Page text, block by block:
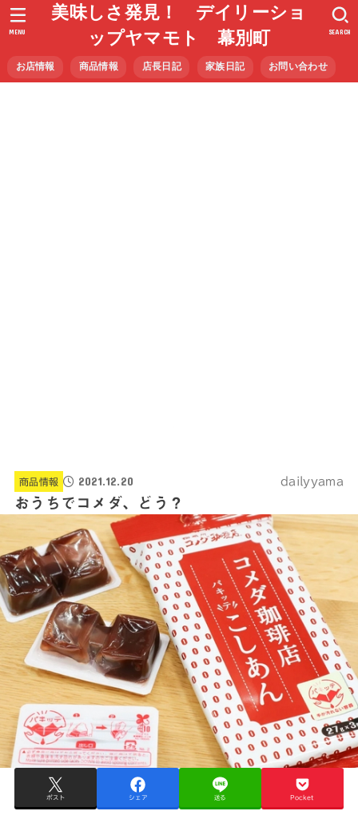
美味しさ発見！ デイリーショ
ップヤマモト 幕別町
お店情報 商品情報 店長日記 家族日記 お問い合わせ
SEARCH
MENU
商品情報 2021.12.20 dailyyama
おうちでコメダ、どう？
ポスト シェア 送る Pocket